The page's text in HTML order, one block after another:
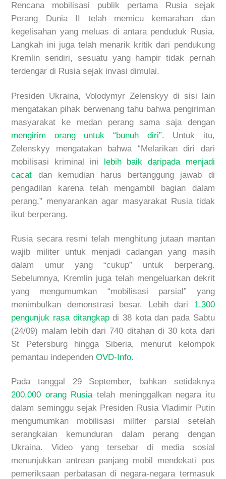
Rencana mobilisasi publik pertama Rusia sejak
Perang Dunia II telah memicu kemarahan dan
kegelisahan yang meluas di antara penduduk Rusia.
Langkah ini juga telah menarik kritik dari pendukung
Kremlin sendiri, sesuatu yang hampir tidak pernah
terdengar di Rusia sejak invasi dimulai.
Presiden Ukraina, Volodymyr Zelenskyy di sisi lain
mengatakan pihak berwenang tahu bahwa pengiriman
masyarakat ke medan perang sama saja dengan
mengirim orang untuk “bunuh diri”. Untuk itu,
Zelenskyy mengatakan bahwa “Melarikan diri dari
mobilisasi kriminal ini lebih baik daripada menjadi
cacat dan kemudian harus bertanggung jawab di
pengadilan karena telah mengambil bagian dalam
perang,” menyarankan agar masyarakat Rusia tidak
ikut berperang.
Rusia secara resmi telah menghitung jutaan mantan
wajib militer untuk menjadi cadangan yang masih
dalam umur yang “cukup” untuk berperang.
Sebelumnya, Kremlin juga telah mengeluarkan dekrit
yang mengumumkan “mobilisasi parsial” yang
menimbulkan demonstrasi besar. Lebih dari 1.300
pengunjuk rasa ditangkapdi 38 kota dan pada Sabtu
(24/09) malam lebih dari 740 ditahan di 30 kota dari
St Petersburg hingga Siberia, menurut kelompok
pemantau independenOVD-Info.
Pada tanggal 29 September, bahkan setidaknya
200.000 orang Rusia telah meninggalkan negara itu
dalam seminggu sejak Presiden Rusia Vladimir Putin
mengumumkan mobilisasi militer parsial setelah
serangkaian kemunduran dalam perang dengan
Ukraina. Video yang tersebar di media sosial
menunjukkan antrean panjang mobil mendekati pos
pemeriksaan perbatasan di negara-negara termasuk